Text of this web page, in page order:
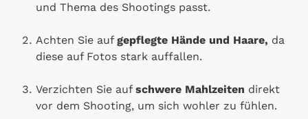
und Thema des Shootings passt.
Achten Sie auf gepflegte Hände und Haare, da
diese auf Fotos stark auffallen.
Verzichten Sie auf schwere Mahlzeiten direkt
vor dem Shooting, um sich wohler zu fühlen.